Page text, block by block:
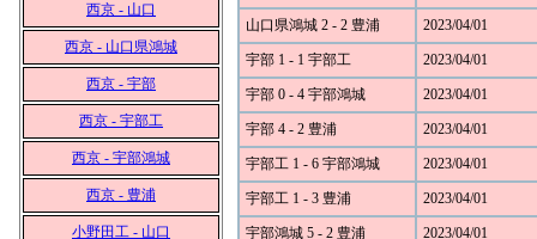
西京 - 山口
西京 - 山口県鴻城
西京 - 宇部
西京 - 宇部工
西京 - 宇部鴻城
西京 - 豊浦
小野田工 - 山口
山口県鴻城 2 - 2 豊浦 2023/04/01
宇部 1 - 1 宇部工 2023/04/01
宇部 0 - 4 宇部鴻城 2023/04/01
宇部 4 - 2 豊浦 2023/04/01
宇部工 1 - 6 宇部鴻城 2023/04/01
宇部工 1 - 3 豊浦 2023/04/01
宇部鴻城 5 - 2 豊浦 2023/04/01